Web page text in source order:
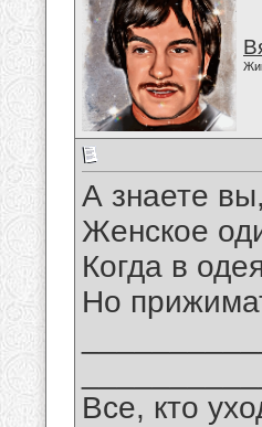
А знаете
Женское
Когда в
Но
Все, кто